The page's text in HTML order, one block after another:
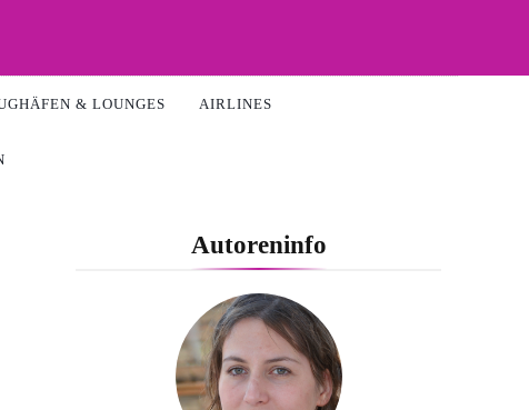
& LOUNGES AIRLINES
Autoreninfo